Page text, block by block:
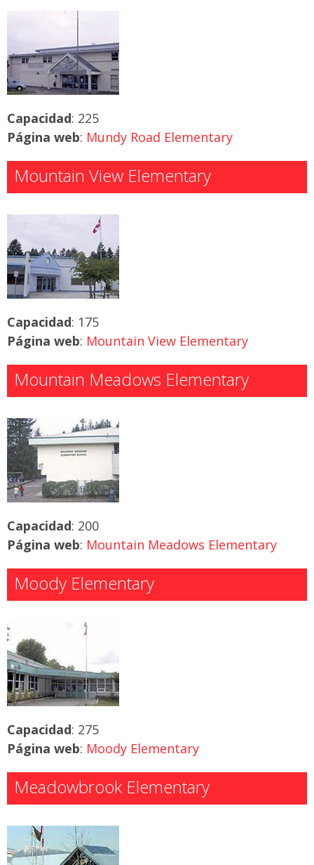
Capacidad: 225
Página web: Mundy Road Elementary
Mountain View Elementary
Capacidad: 175
Página web: Mountain View Elementary
Mountain Meadows Elementary
Capacidad: 200
Página web: Mountain Meadows Elementary
Moody Elementary
Capacidad: 275
Página web: Moody Elementary
Meadowbrook Elementary